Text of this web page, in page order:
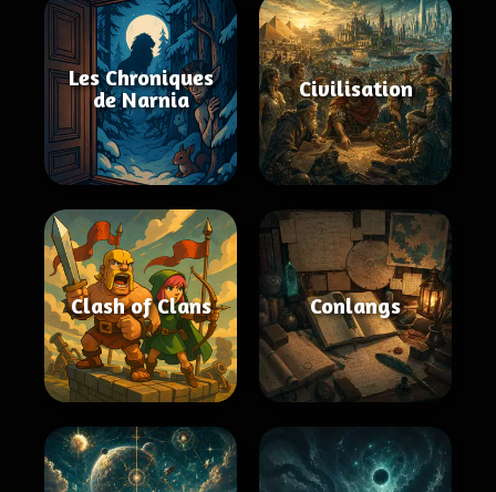
Les Chroniques
de Narnia
Civilisation
Clash of Clans Conlangs